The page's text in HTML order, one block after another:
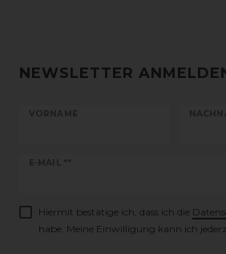
NEWSLETTER
VORNAME
E-MAIL **
Newsletter
Hiermit bestätige ich, dass ich die
habe. Meine Einwilligung kann ich